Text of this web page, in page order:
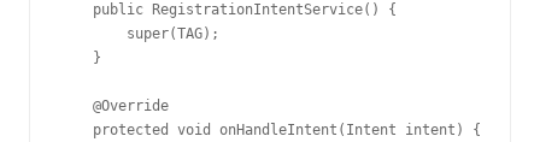
    public RegistrationIntentService() {
        super(TAG);
    }
    @Override
    protected void onHandleIntent(Intent intent) {